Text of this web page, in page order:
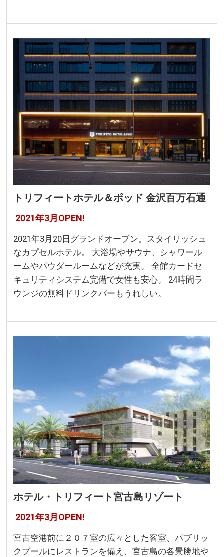
トリフィートホテル＆ポッド 金沢百万石通
2021年3月OPEN!
2021年3月20日グランドオープン。スタイリッシュ
なカプセルホテル。 大浴場やサウナ、シャワール
ームやパウダールームなどが充実。 全館カードセ
キュリティシステム完備で女性も安心。 24時間ラ
ウンジの無料ドリンクバーもうれしい。
ホテル・トリフィート宮古島リゾート
2021年3月OPEN!
宮古空港前に２０７室の広々とした客室、パブリッ
クプールにレストランを備え、宮古島の各景勝地や